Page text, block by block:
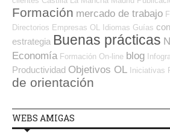
Formación mercado de trabajo
Directorios Empresas OL
Idiomas Guías
estrategia Buenas prácticas
Economía Formación On-line blog
Productividad Objetivos OL Iniciativas
de orientación
WEBS AMIGAS